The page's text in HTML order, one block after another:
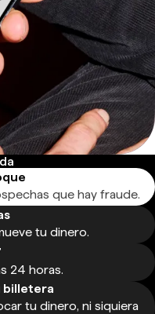
que hay fraude.
tu dinero.
24 horas.
billetera
tu dinero, ni siquiera